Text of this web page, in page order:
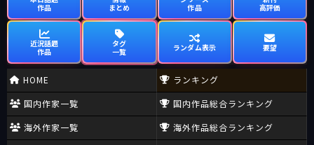
作品
まとめ
作品
高評価
近況話題
作品
タグ
一覧
ランダム表示 要望
HOME
国内作家一覧
海外作家一覧
ランキング
国内作品総合ランキング
海外作品総合ランキング